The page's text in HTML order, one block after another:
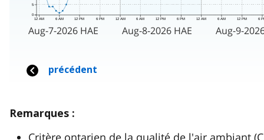
Remarques :
Critère ontarien de la qualité de l'air ambiant (